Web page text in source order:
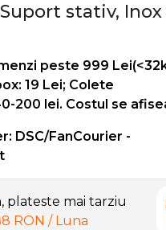
stativ,
peste 999
19 Lei; Colete
200 lei. Costul se
DSC/FanCourier -
plateste mai tarziu
RON / Luna